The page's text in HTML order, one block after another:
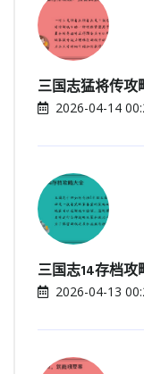
三国志猛将传攻
2026-04-14
三国志14存档攻
2026-04-13